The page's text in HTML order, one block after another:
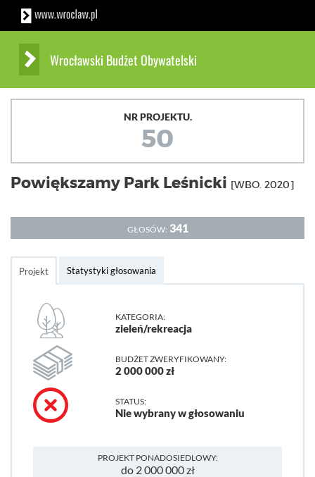
Wrocławski Budżet Obywatelski
NR PROJEKTU.
50
Powiększamy Park Leśnicki [WBO. 2020]
GŁOSÓW: 341
Projekt Statystyki głosowania
KATEGORIA:
zieleń/rekreacja
BUDŻET ZWERYFIKOWANY:
2 000 000 zł
STATUS:
Nie wybrany w głosowaniu
PROJEKT PONADOSIEDLOWY:
do 2 000 000 zł